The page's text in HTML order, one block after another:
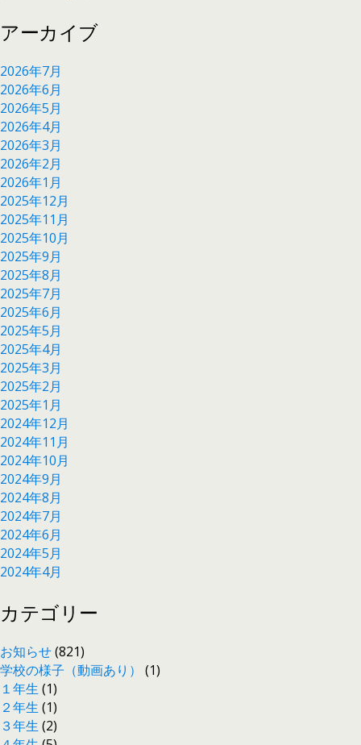
アーカイブ
2026年7月
2026年6月
2026年5月
2026年4月
2026年3月
2026年2月
2026年1月
2025年12月
2025年11月
2025年10月
2025年9月
2025年8月
2025年7月
2025年6月
2025年5月
2025年4月
2025年3月
2025年2月
2025年1月
2024年12月
2024年11月
2024年10月
2024年9月
2024年8月
2024年7月
2024年6月
2024年5月
2024年4月
カテゴリー
お知らせ(821)
学校の様子（動画あり）
(1)
１年生 (1)
２年生 (1)
３年生 (2)